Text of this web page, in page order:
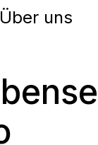
Über uns